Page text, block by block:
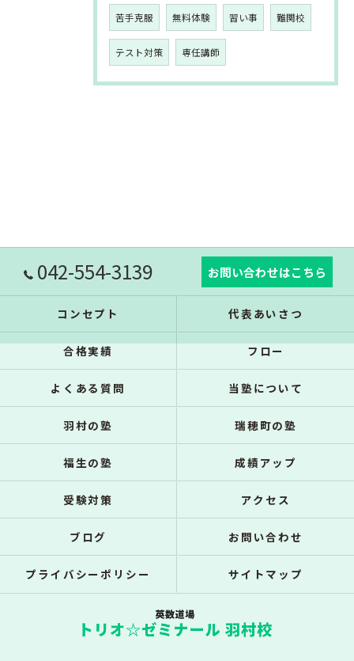
苦手克服 無料体験 習い事 難関校
テスト対策 専任講師
042-554-3139 お問い合わせはこちら
コンセプト 代表あいさつ
合格実績 フロー
よくある質問 当塾について
羽村の塾 瑞穂町の塾
福生の塾 成績アップ
受験対策 アクセス
ブログ お問い合わせ
プライバシーポリシー サイトマップ